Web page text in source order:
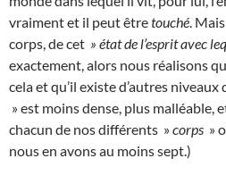
vraiment et il peut êtretouché .
corps, de cet » état de l’esprit avec
exactement, alors nous réalisons
cela et qu’il existe d’autres niveaux
» est moins dense, plus malléable,
chacun de nos différents »corps »
nous en avons au moins sept.)